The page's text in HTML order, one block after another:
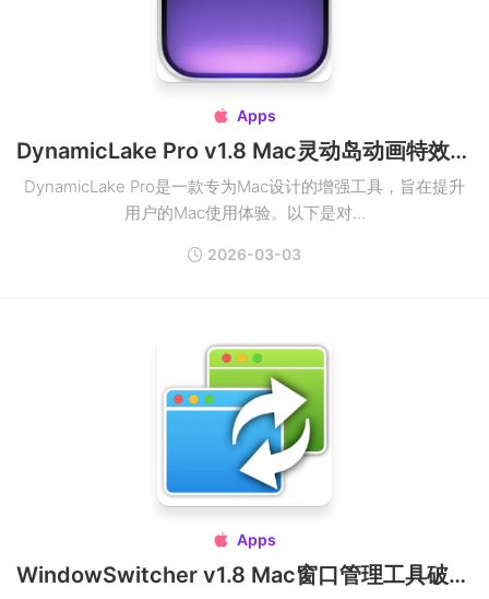
 Apps
DynamicLake Pro v1.8 Mac灵动岛动画特效破解版
DynamicLake Pro是一款专为Mac设计的增强工具，旨在提升
用户的Mac使用体验。以下是对...
2026-03-03
 Apps
WindowSwitcher v1.8 Mac窗口管理工具破解版